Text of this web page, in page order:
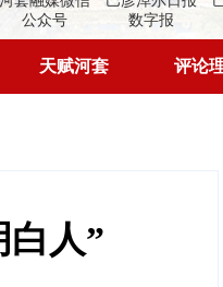
公众号
数字报
天赋河套 评论
白人”